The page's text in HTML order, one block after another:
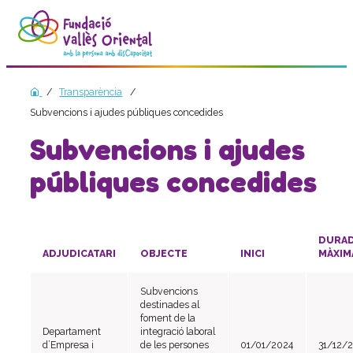
La fundació
Història
Missió, visió i valors
Distincions i entitats
Model de qualitat
Documents
Carta de serveis
Pla estratègic
Impacte social
Transparència
Subvencions i ajudes públiques concedides
Subvencions i ajudes
públiques concedides
ADJUDICATARI OBJECTE INICI
Departament
d’Empresa i
Subvencions
destinades al
foment de la
integració laboral
de les persones
01/01/2024 31/12/